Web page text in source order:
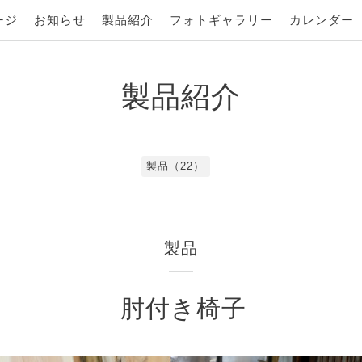
ジ お知らせ 製品紹介 フォトギャラリー カレンダー
製品紹介
製品（22）
製品
肘付き椅子